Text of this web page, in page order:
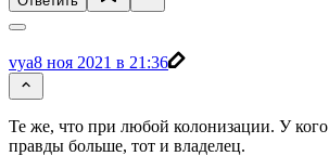
vya8 ноя 2021 в 21:36
Те же, что при любой колонизации. У кого
правды больше, тот и владелец.